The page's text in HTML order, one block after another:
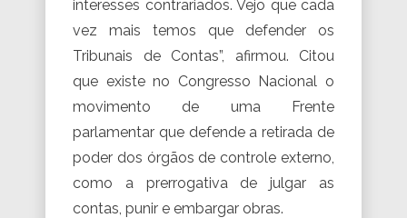
interesses contrariados. Vejo que cada
vez mais temos que defender os
Tribunais de Contas”, afirmou. Citou
que existe no Congresso Nacional o
movimento de uma Frente
parlamentar que defende a retirada de
poder dos órgãos de controle externo,
como a prerrogativa de julgar as
contas, punir e embargar obras.